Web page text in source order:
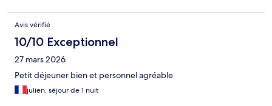
Avis vérifié
10/10 Exceptionnel
27 mars 2026
Petit déjeuner bien et personnel agréable
julien, séjour de 1 nuit